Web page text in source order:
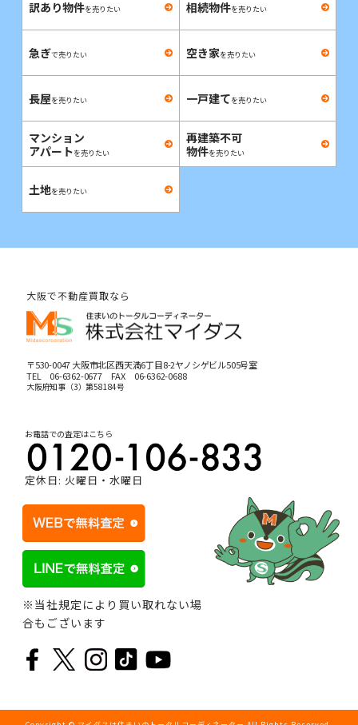
訳あり物件を売りたい 相続物件を売りたい
急ぎで売りたい 空き家を売りたい
長屋を売りたい 一戸建てを売りたい
マンション
アパートを売りたい
再建築不可
物件を売りたい
土地を売りたい
大阪で不動産買取なら
〒530-0047 大阪市北区西天満6丁目8-2ヤノシゲビル505号室
TEL 06-6362-0677FAX 06-6362-0688
大阪府知事（3）第58184号
お電話での査定はこちら
定休日: 火曜日・水曜日
※当社規定により買い取れない場
合もございます